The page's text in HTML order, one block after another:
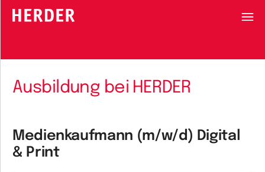
HERDER-MENÜ
Ausbildung bei HERDER
Medienkaufmann (m/w/d) Digital
& Print